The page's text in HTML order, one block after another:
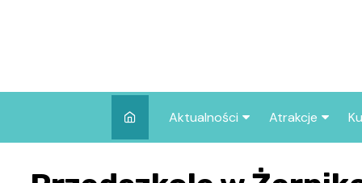
Aktualności Atrakcje
we Wrocławiu